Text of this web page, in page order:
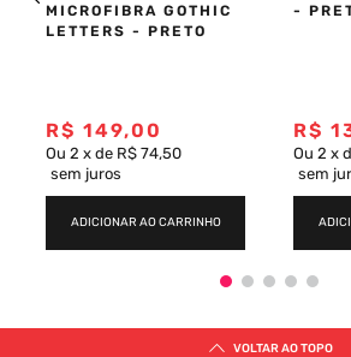
MICROFIBRA GOTHIC
LETTERS - PRETO
R$ 149,00
Ou 2 x de R$ 74,50
sem juros
ADICIONAR AO CARRINHO
-
R$
Ou 2 x
sem
VOLTAR AO TOPO